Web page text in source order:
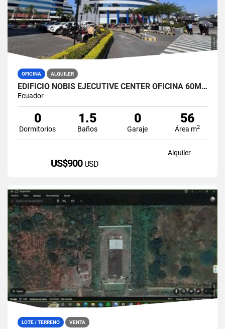
OFICINA ALQUILER
EDIFICIO NOBIS EJECUTIVE CENTER OFICINA 60M2 EN ALQUILER AMOBLADA
Ecuador
0
Dormitorios
1.5
Baños
0
Garaje
56
Área m2
Alquiler
US$900 USD
LOTE / TERRENO VENTA